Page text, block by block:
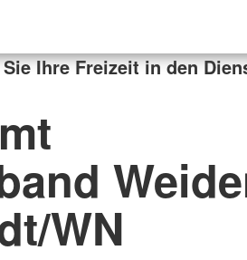
Ihre Freizeit in den
WN